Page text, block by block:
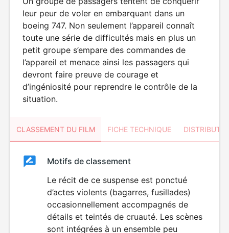
leur peur de voler en embarquant dans un
boeing 747. Non seulement l’appareil connaît
toute une série de difficultés mais en plus un
petit groupe s’empare des commandes de
l’appareil et menace ainsi les passagers qui
devront faire preuve de courage et
d’ingéniosité pour reprendre le contrôle de la
situation.
CLASSEMENT DU FILM FICHE TECHNIQUE
ClassementClassement
Motifs de classement
Le récit de ce suspense est ponctué
d’actes violents (bagarres, fusillades)
occasionnellement accompagnés de
détails et teintés de cruauté. Les scènes
sont intégrées à un ensemble peu